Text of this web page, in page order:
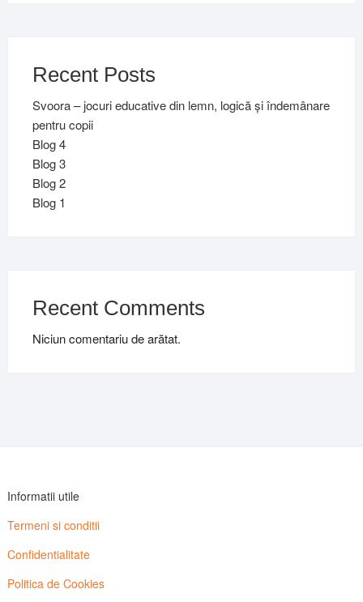
Recent Posts
Svoora – jocuri educative din lemn, logică și îndemânare
pentru copii
Blog 4
Blog 3
Blog 2
Blog 1
Recent Comments
Niciun comentariu de arătat.
Informatii utile
Termeni si conditii
Confidentialitate
Politica de Cookies